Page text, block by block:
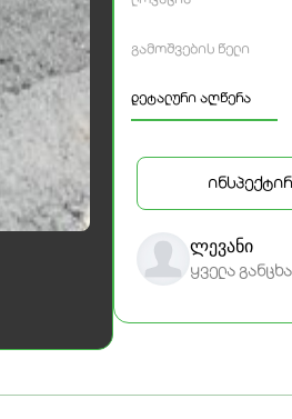
გამოშვების წელი
დეტალური აღწერა
ლევანი
ყველა